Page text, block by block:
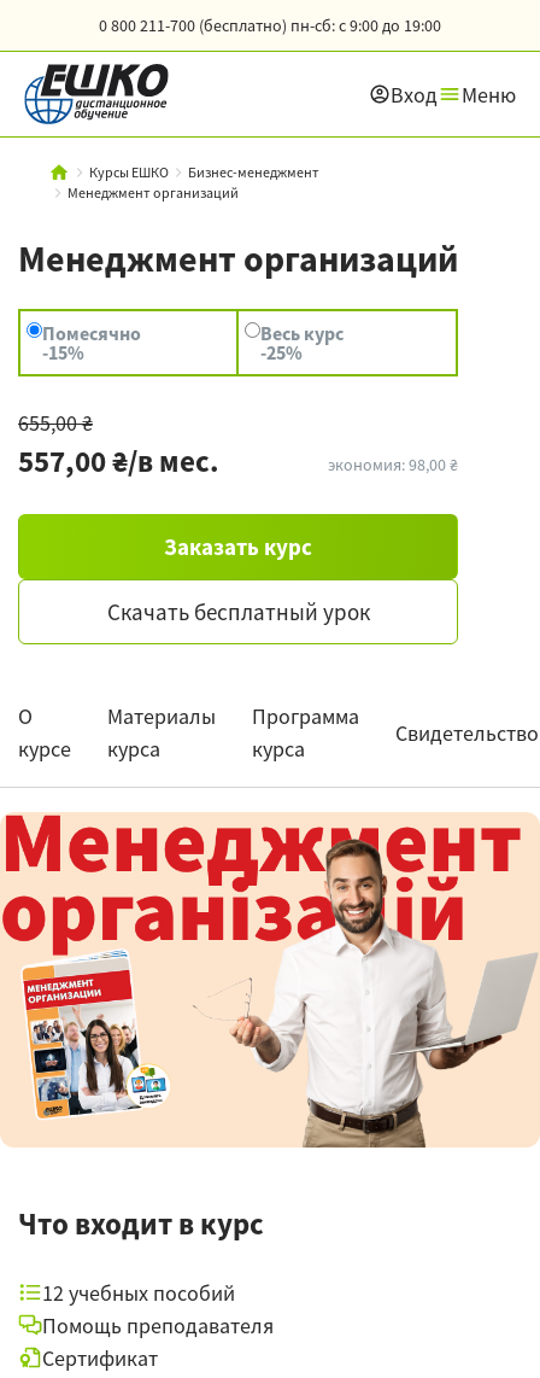
0 800 211-700 (бесплатно) пн-сб: с 9:00 до 19:00
Вход Меню
Курсы ЕШКО
Бизнес-менеджмент
Менеджмент организаций
Менеджмент организаций
Помесячно
-15%
Весь курс
-25%
655,00 ₴
557,00 ₴/в мес. экономия: 98,00 ₴
Заказать курс
Скачать бесплатный урок
О
курсе
Материалы
курса
Программа
курса
Свидетельство
Что входит в курс
12 учебных пособий
Помощь преподавателя
Сертификат